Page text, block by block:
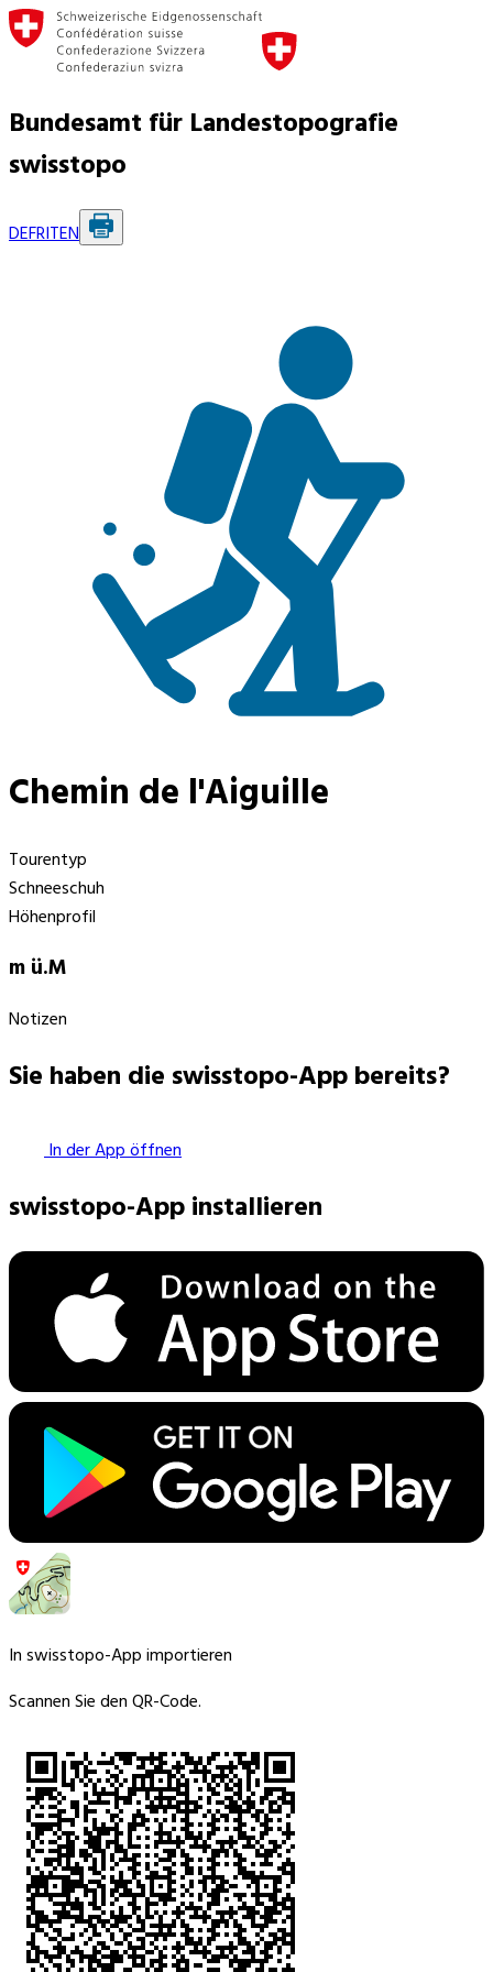
Bundesamt für Landestopografie
swisstopo
DEFRITEN
Chemin de l'Aiguille
Tourentyp
Schneeschuh
Höhenprofil
m ü.M
Notizen
Sie haben die swisstopo-App bereits?
In der App öffnen
swisstopo-App installieren
In swisstopo-App importieren
Scannen Sie den QR-Code.